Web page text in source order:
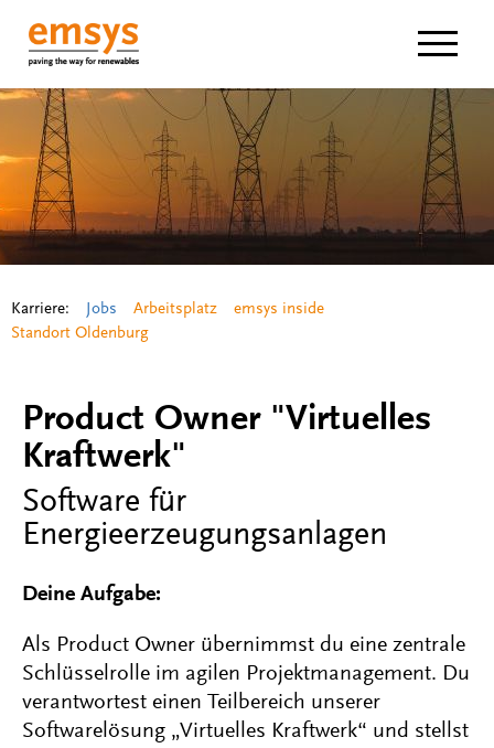
Karriere: Jobs Arbeitsplatz
emsys inside
Standort Oldenburg
Product Owner "Virtuelles
Kraftwerk"
Software für
Energieerzeugungsanlagen
Deine Aufgabe:
Als Product Owner übernimmst du eine zentrale
Schlüsselrolle im agilen Projektmanagement. Du
verantwortest einen Teilbereich unserer
Softwarelösung „Virtuelles Kraftwerk“ und stellst